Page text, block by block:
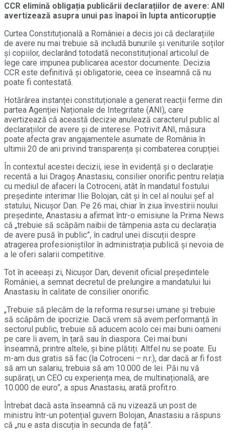
CCR elimină obligația publicării declarațiilor de avere: ANI
avertizează asupra unui pas înapoi în lupta anticorupție
Curtea Constituțională a României a decis joi că declarațiile
de avere nu mai trebuie să includă bunurile și veniturile soților
și copiilor, declarând totodată neconstituțional articolul de
lege care impunea publicarea acestor documente. Decizia
CCR este definitivă și obligatorie, ceea ce înseamnă că nu
poate fi contestată.
Hotărârea instanței constituționale a generat reacții ferme din
partea Agenției Naționale de Integritate (ANI), care
avertizează că această decizie anulează caracterul public al
declarațiilor de avere și de interese. Potrivit ANI, măsura
poate afecta grav angajamentele asumate de România în
ultimii 20 de ani privind transparența și combaterea corupției.
În contextul acestei decizii, iese în evidență și o declarație
recentă a lui Dragoș Anastasiu, consilier onorific pentru relația
cu mediul de afaceri la Cotroceni, atât în mandatul fostului
președinte interimar Ilie Bolojan, cât și în cel al noului șef al
statului, Nicușor Dan. Pe 26 mai, chiar în ziua învestirii noului
președinte, Anastasiu a afirmat într-o emisiune la Prima News
că „trebuie să scăpăm naibii de tâmpenia asta cu declarația
de avere pusă în public”, în cadrul unei discuții despre
atragerea profesioniștilor în administrația publică și nevoia de
a le oferi salarii competitive.
Tot în aceeași zi, Nicușor Dan, devenit oficial președintele
României, a semnat decretul de prelungire a mandatului lui
Anastasiu în calitate de consilier onorific.
„Trebuie să plecăm de la reforma resursei umane și trebuie
să scăpăm de ipocrizie. Dacă vrem să avem performanță în
sectorul public, trebuie să aducem acolo cei mai buni oameni
pe care îi avem, în țară sau în diaspora. Cei mai buni
înseamnă, printre altele, și bine plătiți. Altfel nu se poate. Eu
m-am dus gratis să fac (la Cotroceni – n.r.), dar dacă ar fi fost
să am un salariu, trebuia să am 10.000 de lei. Păi nu vă
supărați, un CEO cu experiența mea, de multinațională, are
10.000 de euro”, a spus Anastasiu, arată profit.ro.
Întrebat dacă asta înseamnă că nu vizează un post de
ministru într-un potențial guvern Bolojan, Anastasiu a răspuns
că „nu e asta discuția în secunda de față”.